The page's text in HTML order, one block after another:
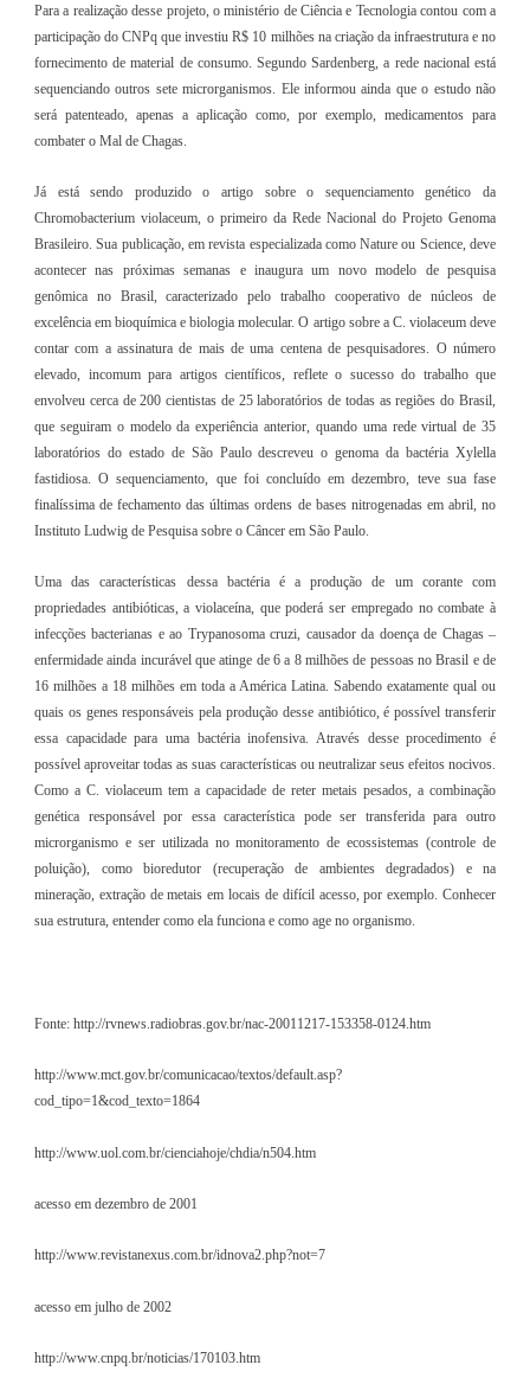
Para a realização desse projeto, o ministério de Ciência e Tecnologia contou com a
participação do CNPq que investiu R$ 10 milhões na criação da infraestrutura e no
fornecimento de material de consumo. Segundo Sardenberg, a rede nacional está
sequenciando outros sete microrganismos. Ele informou ainda que o estudo não
será patenteado, apenas a aplicação como, por exemplo, medicamentos para
combater o Mal de Chagas.
Já está sendo produzido o artigo sobre o sequenciamento genético da
Chromobacterium violaceum, o primeiro da Rede Nacional do Projeto Genoma
Brasileiro. Sua publicação, em revista especializada como Nature ou Science, deve
acontecer nas próximas semanas e inaugura um novo modelo de pesquisa
genômica no Brasil, caracterizado pelo trabalho cooperativo de núcleos de
excelência em bioquímica e biologia molecular. O artigo sobre a C. violaceum deve
contar com a assinatura de mais de uma centena de pesquisadores. O número
elevado, incomum para artigos científicos, reflete o sucesso do trabalho que
envolveu cerca de 200 cientistas de 25 laboratórios de todas as regiões do Brasil,
que seguiram o modelo da experiência anterior, quando uma rede virtual de 35
laboratórios do estado de São Paulo descreveu o genoma da bactéria Xylella
fastidiosa. O sequenciamento, que foi concluído em dezembro, teve sua fase
finalíssima de fechamento das últimas ordens de bases nitrogenadas em abril, no
Instituto Ludwig de Pesquisa sobre o Câncer em São Paulo.
Uma das características dessa bactéria é a produção de um corante com
propriedades antibióticas, a violaceína, que poderá ser empregado no combate à
infecções bacterianas e ao Trypanosoma cruzi, causador da doença de Chagas –
enfermidade ainda incurável que atinge de 6 a 8 milhões de pessoas no Brasil e de
16 milhões a 18 milhões em toda a América Latina. Sabendo exatamente qual ou
quais os genes responsáveis pela produção desse antibiótico, é possível transferir
essa capacidade para uma bactéria inofensiva. Através desse procedimento é
possível aproveitar todas as suas características ou neutralizar seus efeitos nocivos.
Como a C. violaceum tem a capacidade de reter metais pesados, a combinação
genética responsável por essa característica pode ser transferida para outro
microrganismo e ser utilizada no monitoramento de ecossistemas (controle de
poluição), como bioredutor (recuperação de ambientes degradados) e na
mineração, extração de metais em locais de difícil acesso, por exemplo. Conhecer
sua estrutura, entender como ela funciona e como age no organismo.
Fonte: http://rvnews.radiobras.gov.br/nac-20011217-153358-0124.htm
http://www.mct.gov.br/comunicacao/textos/default.asp?
cod_tipo=1&cod_texto=1864
http://www.uol.com.br/cienciahoje/chdia/n504.htm
acesso em dezembro de 2001
http://www.revistanexus.com.br/idnova2.php?not=7
acesso em julho de 2002
http://www.cnpq.br/noticias/170103.htm